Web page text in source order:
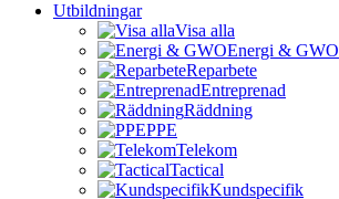
Utbildningar
Visa alla
Energi & GWO
Reparbete
Entreprenad
Räddning
PPE
Telekom
Tactical
Kundspecifik